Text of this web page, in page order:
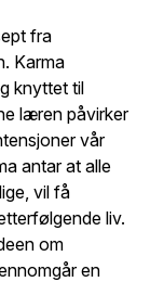
fra
Karma
knyttet til
læren påvirker
vår
antar at alle
vil få
liv.
om
en